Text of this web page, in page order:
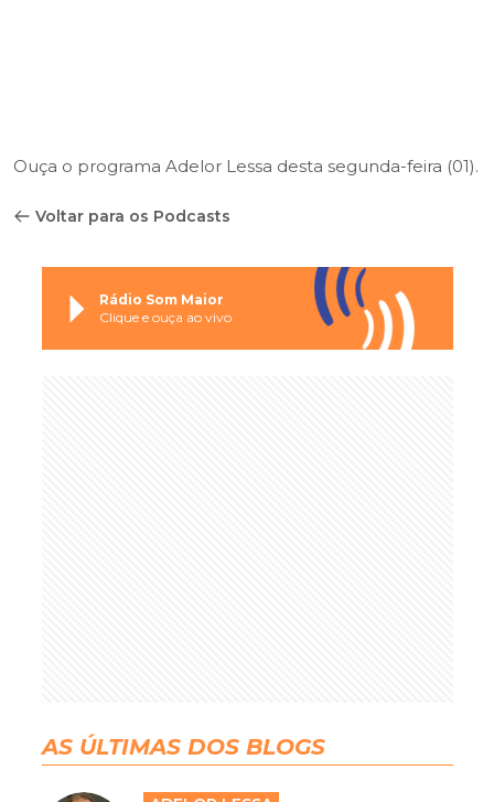
Ouça o programa Adelor Lessa desta segunda-feira (01).
Voltar para os Podcasts
Rádio Som Maior
Clique e ouça ao vivo
AS ÚLTIMAS DOS BLOGS